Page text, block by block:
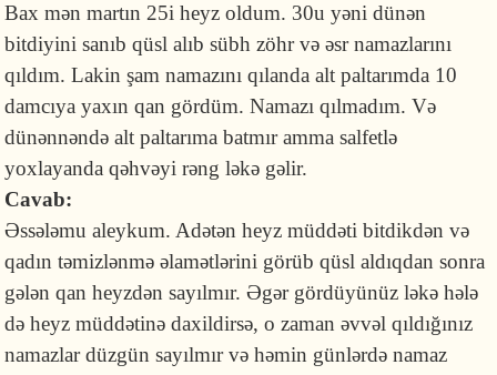
Bax mən martın 25i heyz oldum. 30u yəni dünən
bitdiyini sanıb qüsl alıb sübh zöhr və əsr namazlarını
qıldım. Lakin şam namazını qılanda alt paltarımda 10
damcıya yaxın qan gördüm. Namazı qılmadım. Və
dünənnəndə alt paltarıma batmır amma salfetlə
yoxlayanda qəhvəyi rəng ləkə gəlir.
Cavab:
Əssələmu aleykum. Adətən heyz müddəti bitdikdən və
qadın təmizlənmə əlamətlərini görüb qüsl aldıqdan sonra
gələn qan heyzdən sayılmır. Əgər gördüyünüz ləkə hələ
də heyz müddətinə daxildirsə, o zaman əvvəl qıldığınız
namazlar düzgün sayılmır və həmin günlərdə namaz